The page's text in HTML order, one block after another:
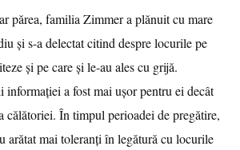
părea, familia Zimmer a plănuit cu mare
și s-a delectat citind despre locurile pe
și pe care și le-au ales cu grijă.
informației a fost mai ușor pentru ei decât
călătoriei. În timpul perioadei de pregătire,
arătat mai toleranți în legătură cu locurile